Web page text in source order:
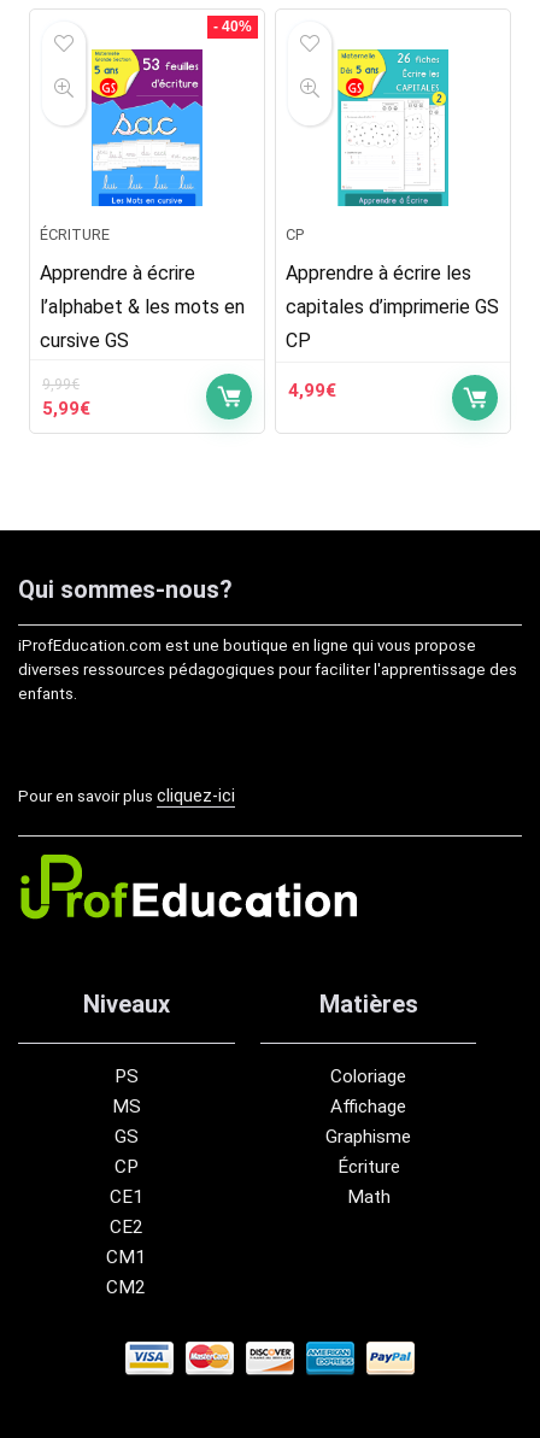
- 40%
ÉCRITURE
Apprendre à écrire
l’alphabet & les mots en
cursive GS
9,99€
Le
prix
5,99€Le
prix
CP
Apprendre à écrire les
capitales d’imprimerie GS
CP
4,99€
Qui sommes-nous?
iProfEducation.com est une boutique en ligne qui vous propose
diverses ressources pédagogiques pour faciliter l'apprentissage des
enfants.
Pour en savoir plus cliquez-ici
Niveaux
PS
MS
GS
CP
CE1
CE2
CM1
CM2
Matières
Coloriage
Affichage
Graphisme
Écriture
Math